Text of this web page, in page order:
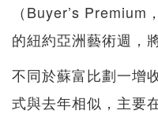
（Buyer’s Premium
的紐約亞洲藝術週，
不同於蘇富比劃一增
式與去年相似，主要